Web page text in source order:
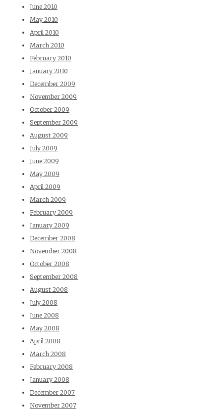
June 2010
May 2010
April 2010
March 2010
February 2010
January 2010
December 2009
November 2009
October 2009
September 2009
August 2009
July 2009
June 2009
May 2009
April 2009
March 2009
February 2009
January 2009
December 2008
November 2008
October 2008
September 2008
August 2008
July 2008
June 2008
May 2008
April 2008
March 2008
February 2008
January 2008
December 2007
November 2007